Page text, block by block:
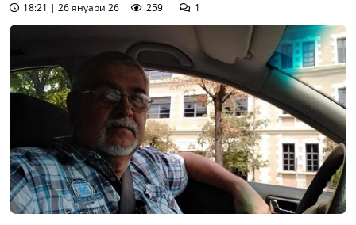
18:21 | 26 януари 26 259 1